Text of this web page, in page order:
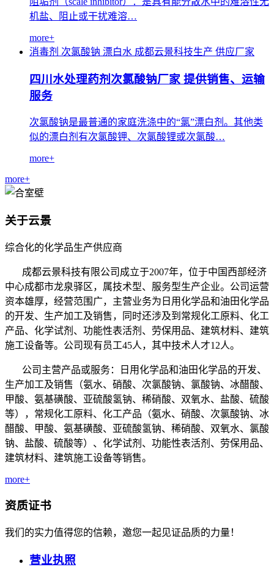
机盐、阻止或干扰难溶…
more+
消毒剂 次氯酸钠 漂白水 成都云景科技生产 供应厂家
四川水处理药剂次氯酸钠厂家 提供销售、运输
服务
次氯酸钠是最普通的家庭洗涤中的“氯”漂白剂。其他类
似的漂白剂有次氯酸钾、次氯酸锂或次氯酸…
more+
more+
关于云景
综合化的化学品生产供应商
成都云景科技有限公司成立于2007年，位于中国西部经济
中心成都市龙泉驿区，属技术型、服务型生产企业。公司运营
资本雄厚，经营范围广，主营业务为日用化学品和油田化学品
的开发、生产加工及销售，同时还涉及到常规化工原料、化工
产品、化学试剂、功能性表活剂、劳保用品、建筑材料、建筑
施工设备等。公司现有员工45人，其中技术人才12人。
公司主营产品或服务：日用化学品和油田化学品的开发、
生产加工及销售（氨水、硝酸、次氯酸钠、氯酸钠、冰醋酸、
甲酸、氨基磺酸、亚硫酸氢钠、稀硝酸、双氧水、盐酸、硫酸
等），常规化工原料、化工产品（氨水、硝酸、次氯酸钠、冰
醋酸、甲酸、氨基磺酸、亚硫酸氢钠、稀硝酸、双氧水、氯酸
钠、盐酸、硫酸等）、化学试剂、功能性表活剂、劳保用品、
建筑材料、建筑施工设备等销售。
more+
资质证书
我们的实力值得您的信赖，邀您一起见证品质的力量！
营业执照